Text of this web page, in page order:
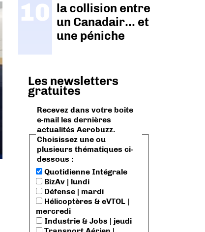
la collision entre
un Canadair… et
une péniche
Les newsletters
gratuites
Recevez dans votre boite
e-mail les dernières
actualités Aerobuzz.
Choisissez une ou
plusieurs thématiques ci-
dessous :
Quotidienne Intégrale
BizAv | lundi
Défense | mardi
Hélicoptères & eVTOL |
mercredi
Industrie & Jobs | jeudi